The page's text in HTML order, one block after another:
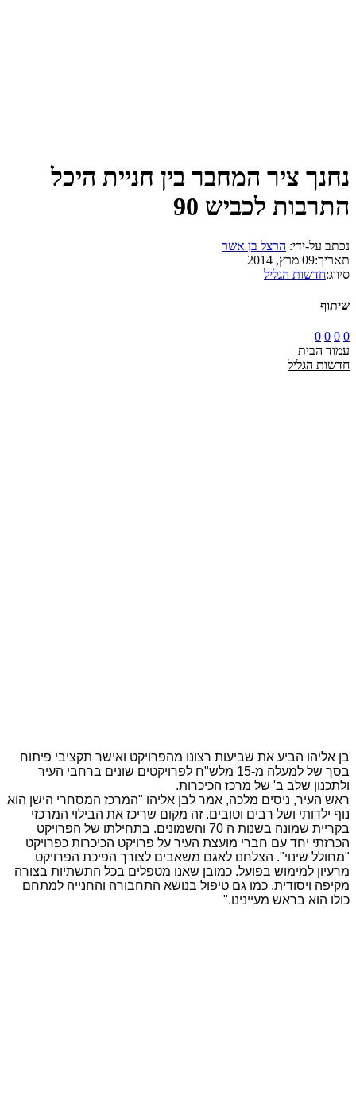
נחנך ציר המחבר בין חניית היכל
התרבות לכביש 90
נכתב על-ידי: הרצל בן אשר
תאריך:09 מרץ, 2014
סיווג:חדשות הגליל
שיתוף
0
0
0
0
עמוד הבית
חדשות הגליל
בן אליהו הביע את שביעות רצונו מהפרויקט ואישר תקציבי פיתוח
בסך של למעלה מ-15 מלש"ח לפרויקטים שונים ברחבי העיר
ולתכנון שלב ב' של מרכז הכיכרות.
ראש העיר, ניסים מלכה, אמר לבן אליהו "המרכז המסחרי הישן הוא
נוף ילדותי ושל רבים וטובים. זה מקום שריכז את הבילוי המרכזי
בקריית שמונה בשנות ה 70 והשמונים
. בתחילתו של הפרויקט
הכרזתי יחד עם חברי מועצת העיר על פרויקט הכיכרות כפרויקט
"מחולל שינוי". הצלחנו לאגם משאבים לצורך הפיכת הפרויקט
מרעיון למימוש בפועל. כמובן שאנו מטפלים בכל התשתיות בצורה
מקיפה ויסודית. כמו גם טיפול בנושא התחבורה והחנייה למתחם
כולו הוא בראש מעיינינו."